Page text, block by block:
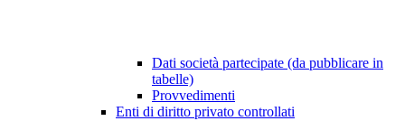
Dati società partecipate (da pubblicare in
tabelle)
Provvedimenti
Enti di diritto privato controllati